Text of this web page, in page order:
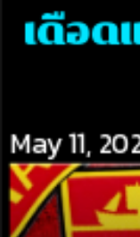
เดือด
May 11,